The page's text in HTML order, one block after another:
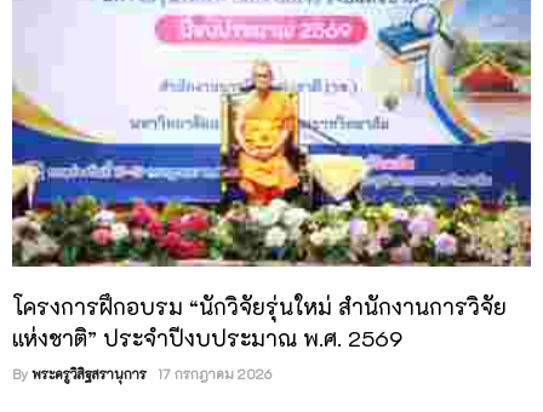
วิชาพระพุทธศาสนา รอบที่ ๒ ประจำปีการศึกษา ๒๕๖๙
เรื่อง รายชื่อผู้มีสิทธิ์เข้าศึกษาต่อหลักสูตรครุศาสตรมหาบัณฑิต สาขา
วิชาการบริหารการศึกษา รอบที่ ๒ ประจำปีการศึกษา ๒๕๖๙
ประกาศวิทยาลัยสงฆ์ร้อยเอ็ด มหาวิทยาลัยมหาจุฬาลงกรณราชวิทยาลัย
เรื่อง รายชื่อผู้มีสิทธิ์เข้าศึกษาต่อหลักสูตรระดับปริญญาตรีรอบที่ ๒ ประจำ
ประกาศวิทยาลัยสงฆ์ร้อยเอ็ด มหาวิทยาลัยมหาจุฬาลงกรณราชวิทยาลัย
เรื่อง รายชื่อผู้มีสิทธิ์เข้าศึกษาต่อหลักสูตรระดับประกาศนียบัตร รอบที่ ๒
ประจำปีการศึกษา ๒๕๖๙
ประกาศมหาวิทยาลัยมหาจุฬาลงกรณราชวิทยาลัย เรื่อง ประกาศผู้ชนะ
การเสนอราคา ประกวดราคาจ้างก่อสร้างปรับปรุงอาคารเรียน วิทยาลัย
สงฆ์ร้อยเอ็ด ตำบลนิเวศน์ อำเภอธวัชบุรี จังหวัดร้อยเอ็ด ๑ งาน ด้วยวิธี
ประกวดราคาอิเล็กทรอนิกส์ (e-bidding)
โครงการฝึกอบรม “นักวิจัยรุ่นใหม่ สำนักงานการวิจัย
แห่งชาติ” ประจำปีงบประมาณ พ.ศ. 2569
By พระครูวิสิฐสรานุการ 17 กรกฎาคม 2026